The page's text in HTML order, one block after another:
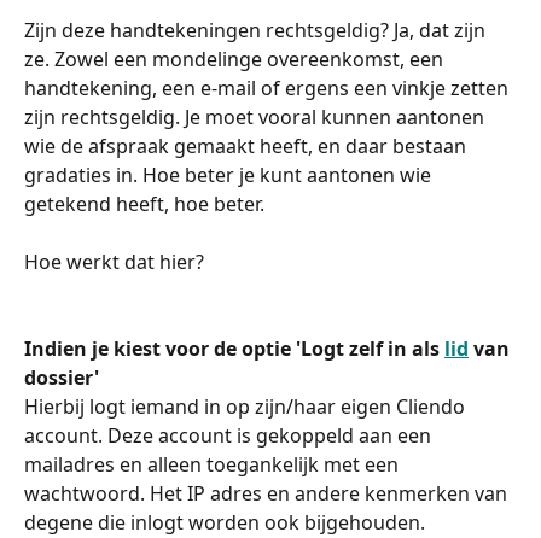
Zijn deze handtekeningen rechtsgeldig? Ja, dat zijn
ze. Zowel een mondelinge overeenkomst, een
handtekening, een e-mail of ergens een vinkje zetten
zijn rechtsgeldig. Je moet vooral kunnen aantonen
wie de afspraak gemaakt heeft, en daar bestaan
gradaties in. Hoe beter je kunt aantonen wie
getekend heeft, hoe beter.
Hoe werkt dat hier?
Indien je kiest voor de optie 'Logt zelf in als lid van
dossier'
Hierbij logt iemand in op zijn/haar eigen Cliendo
account. Deze account is gekoppeld aan een
mailadres en alleen toegankelijk met een
wachtwoord. Het IP adres en andere kenmerken van
degene die inlogt worden ook bijgehouden.